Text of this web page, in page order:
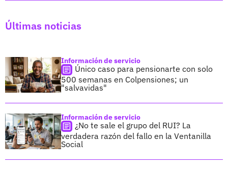
Últimas noticias
Información de servicio
Único caso para pensionarte con solo
500 semanas en Colpensiones; un
"salvavidas"
Información de servicio
¿No te sale el grupo del RUI? La
verdadera razón del fallo en la Ventanilla
Social